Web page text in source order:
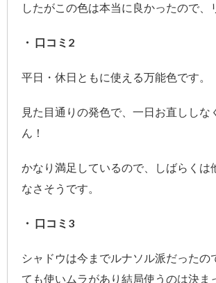
したがこの色は本当に良かったので、
・ 口コミ2
平日・休日ともに使える万能色です。
見た目通りの発色で、一日お直ししな
ん！
かなり満足しているので、しばらくは
なさそうです。
・ 口コミ3
シャドウは今までルナソル派だったの
ても使いムラがあり結局使うのは決ま